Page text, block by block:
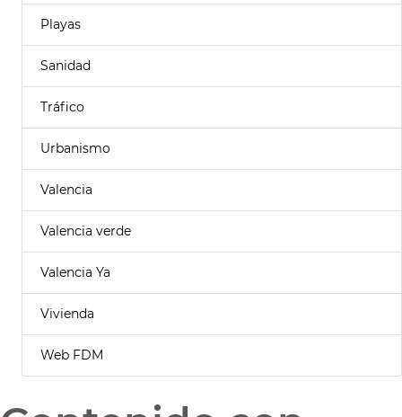
Playas
Sanidad
Tráfico
Urbanismo
Valencia
Valencia verde
Valencia Ya
Vivienda
Web FDM